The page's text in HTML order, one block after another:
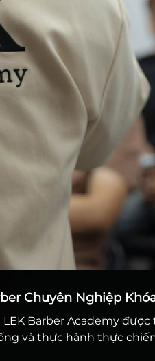
Chuyên Nghiệp
LEK Barber Academy
và thực hành thực